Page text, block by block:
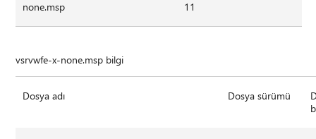
none.msp
11
vsrvwfe-x-none.msp bilgi
Dosya adı Dosya sürümü